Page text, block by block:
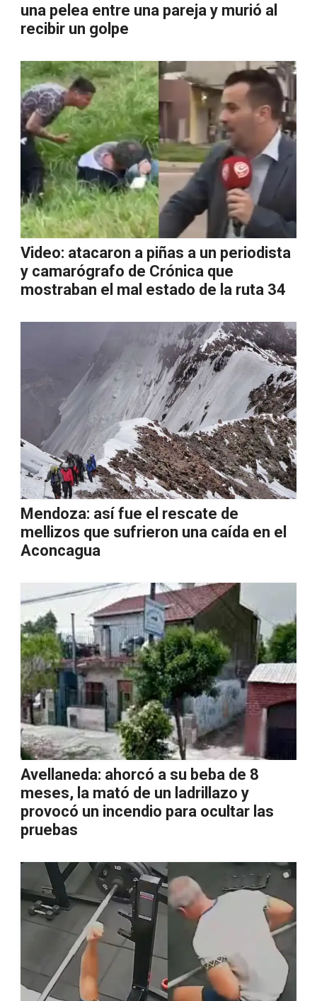
una pelea entre una pareja y murió al
recibir un golpe
Video: atacaron a piñas a un periodista
y camarógrafo de Crónica que
mostraban el mal estado de la ruta 34
Mendoza: así fue el rescate de
mellizos que sufrieron una caída en el
Aconcagua
Avellaneda: ahorcó a su beba de 8
meses, la mató de un ladrillazo y
provocó un incendio para ocultar las
pruebas